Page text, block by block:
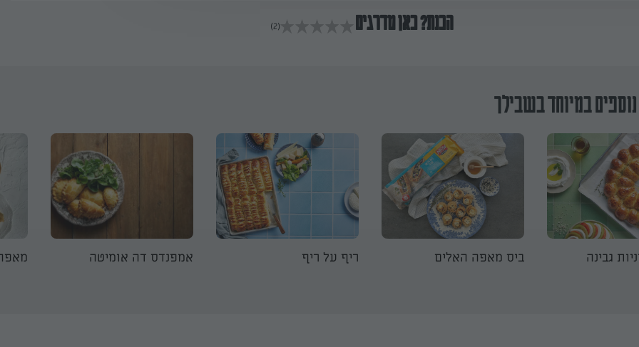
הכנת? כאן מדרגים (2)
במיוחד בשבילך
גבינה ביס מאפה האלים ריף על ריף אמפנדס דה אומיטה